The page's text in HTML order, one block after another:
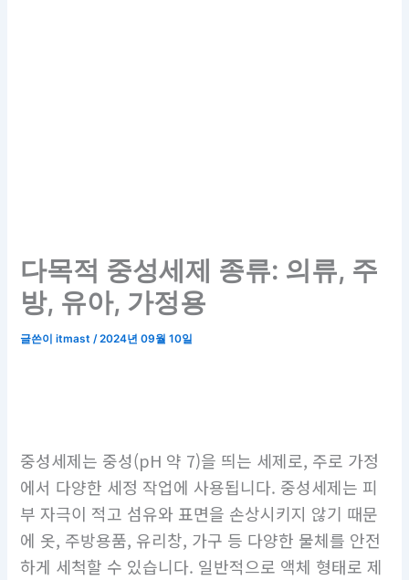
다목적 중성세제 종류: 의류, 주
방, 유아, 가정용
글쓴이itmast/2024년 09월 10일
중성세제는 중성(pH 약 7)을 띄는 세제로, 주로 가정
에서 다양한 세정 작업에 사용됩니다. 중성세제는 피
부 자극이 적고 섬유와 표면을 손상시키지 않기 때문
에 옷, 주방용품, 유리창, 가구 등 다양한 물체를 안전
하게 세척할 수 있습니다. 일반적으로 액체 형태로 제